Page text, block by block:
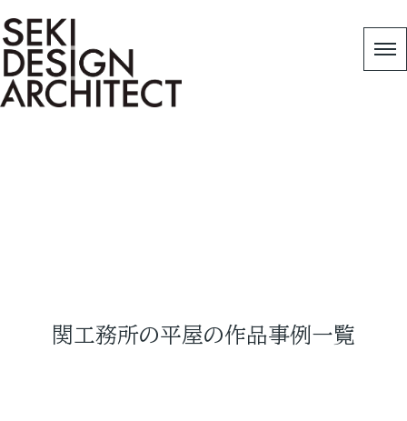
関工務所の平屋の作品事例一覧